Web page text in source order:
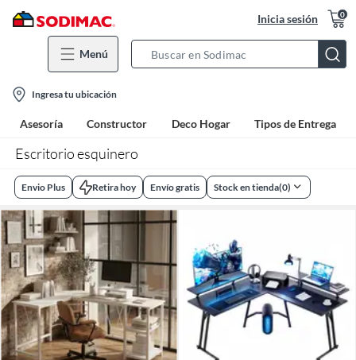
Inicia sesión 0
Menú
Bar
location-
icon
Ingresa tu ubicación
Asesoría Constructor Deco Hogar Tipos de Entrega
Escritorio esquinero
Envio Plus Retira hoy Envío gratis Stock en tienda(0)